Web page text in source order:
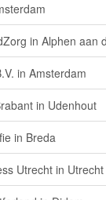
in Alphen aan
in Amsterdam
in Udenhout
in Breda
Utrecht in Utrecht